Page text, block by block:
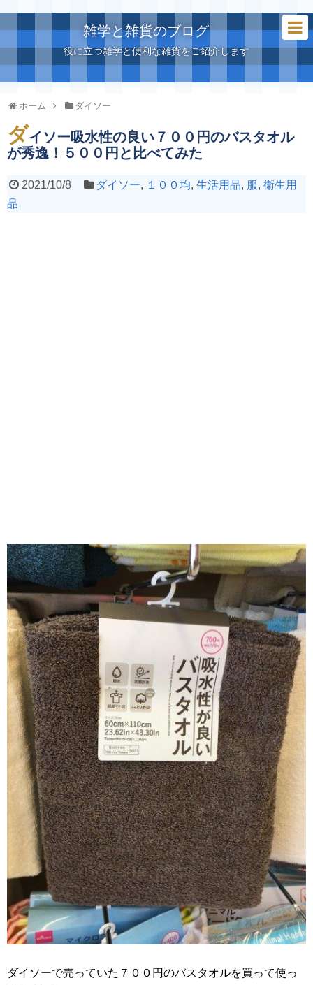
雑学と雑貨のブログ
役に立つ雑学と便利な雑貨をご紹介します
ホーム ダイソー
ダイソー吸水性の良い７００円のバスタオル
が秀逸！５００円と比べてみた
2021/10/8 ダイソー, １００均,生活用品, 服,衛生用
品
ダイソーで売っていた７００円のバスタオルを買って使っ